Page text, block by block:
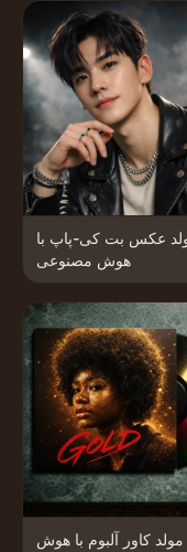
عکس بت کی-پاپ با
هوش مصنوعی
مولد کاور آلبوم با هوش